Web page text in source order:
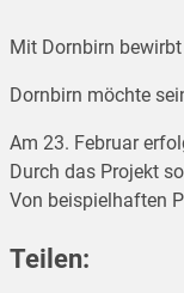
Mit Dornbirn
Dornbirn möchte
Am 23. Februar
Durch das Projekt
Von beispielhaften
Teilen: